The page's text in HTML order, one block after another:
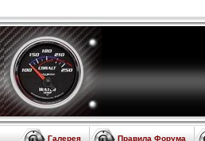
Правила Форума
Галерея